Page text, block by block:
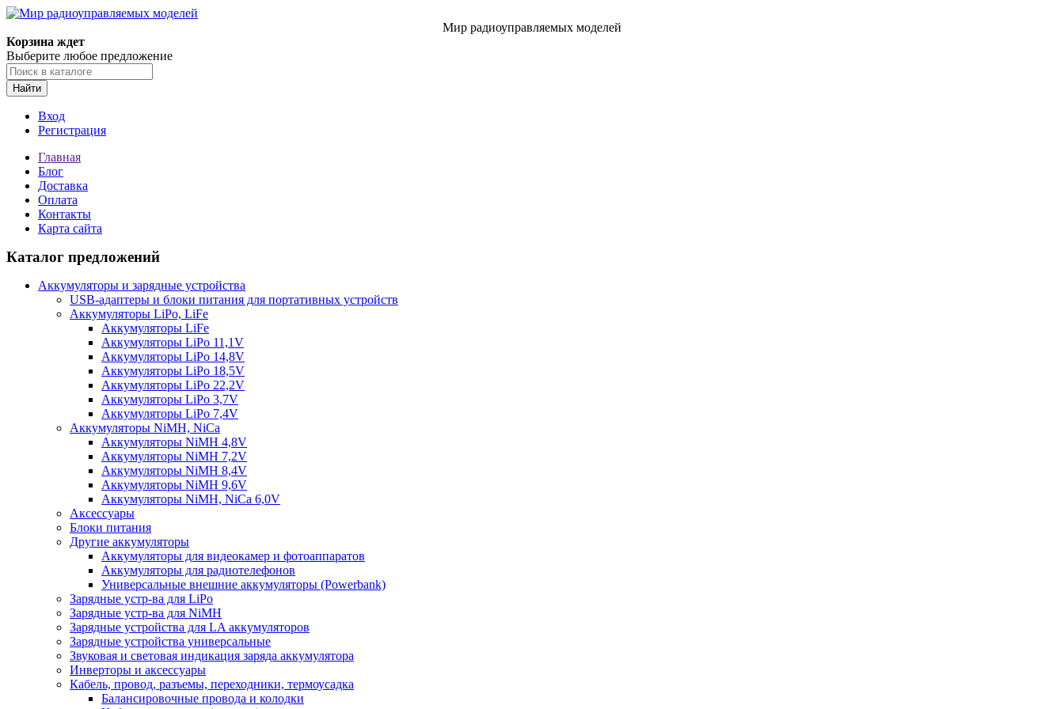
Мир радиоуправляемых моделей
Корзина ждет
Выберите любое предложение
Найти
Вход
Регистрация
Главная
Блог
Доставка
Оплата
Контакты
Карта сайта
Каталог предложений
Аккумуляторы и зарядные устройства
USB-адаптеры и блоки питания для портативных устройств
Аккумуляторы LiPo, LiFe
Аккумуляторы LiFe
Аккумуляторы LiPo 11,1V
Аккумуляторы LiPo 14,8V
Аккумуляторы LiPo 18,5V
Аккумуляторы LiPo 22,2V
Аккумуляторы LiPo 3,7V
Аккумуляторы LiPo 7,4V
Аккумуляторы NiMH, NiCa
Аккумуляторы NiMH 4,8V
Аккумуляторы NiMH 7,2V
Аккумуляторы NiMH 8,4V
Аккумуляторы NiMH 9,6V
Аккумуляторы NiMH, NiCa 6,0V
Аксессуары
Блоки питания
Другие аккумуляторы
Аккумуляторы для видеокамер и фотоаппаратов
Аккумуляторы для радиотелефонов
Универсальные внешние аккумуляторы (Powerbank)
Зарядные устр-ва для LiPo
Зарядные устр-ва для NiMH
Зарядные устройства для LA аккумуляторов
Зарядные устройства универсальные
Звуковая и световая индикация заряда аккумулятора
Инверторы и аксессуары
Кабель, провод, разъемы, переходники, термоусадка
Балансировочные провода и колодки